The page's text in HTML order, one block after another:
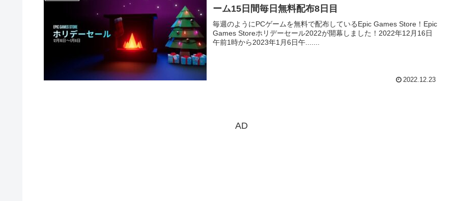
ーム15日間毎日無料配布8日目
毎週のようにPCゲームを無料で配布しているEpic Games Store！Epic
Games Storeホリデーセール2022が開幕しました！2022年12月16日
午前1時から2023年1月6日午.......
2022.12.23
AD